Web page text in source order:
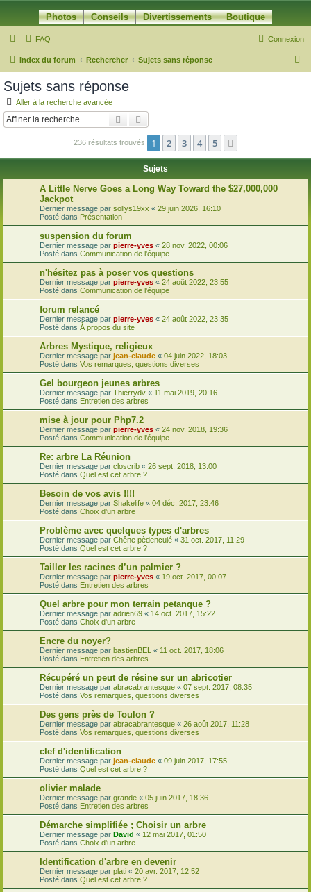
Photos Conseils Divertissements Boutique
FAQ Connexion
Index du forum Rechercher Sujets sans réponse
c
Sujets sans réponse
Aller à la recherche avancée
Rechercher
236 résultats trouvés 1 2 3 4 5
Sujets
A Little Nerve Goes a Long Way Toward the $27,000,000
Jackpot
Dernier message par sollys19xx « 29 juin 2026, 16:10
Posté dans Présentation
suspension du forum
Dernier message par pierre-yves « 28 nov. 2022, 00:06
Posté dans Communication de l'équipe
n'hésitez pas à poser vos questions
Dernier message par pierre-yves « 24 août 2022, 23:55
Posté dans Communication de l'équipe
forum relancé
Dernier message par pierre-yves « 24 août 2022, 23:35
Posté dans À propos du site
Arbres Mystique, religieux
Dernier message par jean-claude « 04 juin 2022, 18:03
Posté dans Vos remarques, questions diverses
Gel bourgeon jeunes arbres
Dernier message par Thierrydv « 11 mai 2019, 20:16
Posté dans Entretien des arbres
mise à jour pour Php7.2
Dernier message par pierre-yves « 24 nov. 2018, 19:36
Posté dans Communication de l'équipe
Re: arbre La Réunion
Dernier message par closcrib « 26 sept. 2018, 13:00
Posté dans Quel est cet arbre ?
Besoin de vos avis !!!!
Dernier message par Shakelife « 04 déc. 2017, 23:46
Posté dans Choix d'un arbre
Problème avec quelques types d'arbres
Dernier message par Chêne pèdenculé « 31 oct. 2017, 11:29
Posté dans Quel est cet arbre ?
Tailler les racines d’un palmier ?
Dernier message par pierre-yves « 19 oct. 2017, 00:07
Posté dans Entretien des arbres
Quel arbre pour mon terrain petanque ?
Dernier message par adrien69 « 14 oct. 2017, 15:22
Posté dans Choix d'un arbre
Encre du noyer?
Dernier message par bastienBEL « 11 oct. 2017, 18:06
Posté dans Entretien des arbres
Récupéré un peut de résine sur un abricotier
Dernier message par abracabrantesque « 07 sept. 2017, 08:35
Posté dans Vos remarques, questions diverses
Des gens près de Toulon ?
Dernier message par abracabrantesque « 26 août 2017, 11:28
Posté dans Vos remarques, questions diverses
clef d'identification
Dernier message par jean-claude « 09 juin 2017, 17:55
Posté dans Quel est cet arbre ?
olivier malade
Dernier message par grande « 05 juin 2017, 18:36
Posté dans Entretien des arbres
Démarche simplifiée ; Choisir un arbre
Dernier message par David « 12 mai 2017, 01:50
Posté dans Choix d'un arbre
Identification d'arbre en devenir
Dernier message par plati « 20 avr. 2017, 12:52
Posté dans Quel est cet arbre ?